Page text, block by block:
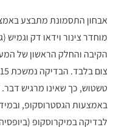
אבחון התסמונת מתבצע
מוחדר צינור וידאו דק
הקיבה והחלק הראשון של
טשטוש, כך שאינו מרגיש
באמצעות הגסטרוסקופ,
לבדיקה במיקרוסקופ